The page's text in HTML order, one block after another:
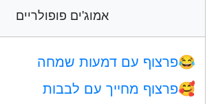
אמוג'ים פופולריים
😂פרצוף עם דמעות שמחה
🥰פרצוף מחייך עם לבבות